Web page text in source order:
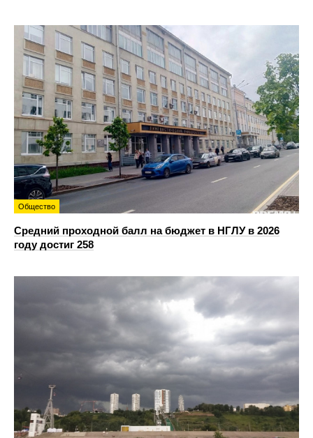
Общество
Средний проходной балл на бюджет в НГЛУ в 2026
году достиг 258